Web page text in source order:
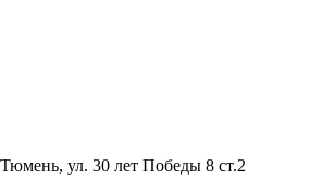
Тюмень, ул. 30 лет Победы 8 ст.2